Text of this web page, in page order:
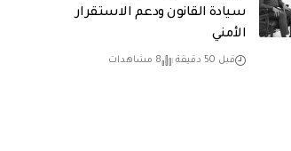
سيادة القانون ودعم الاستقرار
الأمني
قبل 50 دقيقة 8 مشاهدات